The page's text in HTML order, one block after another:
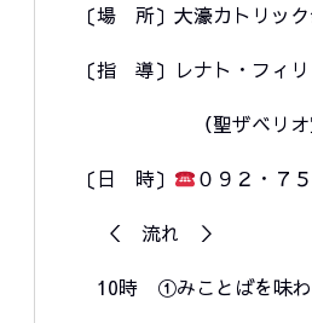
〔場 所〕大濠カトリック
〔指 導〕レナト・フィ
（聖ザベリオ宣教会
〔日 時〕 ０９２・７
＜ 流れ ＞
10時 ①みことばを味わ